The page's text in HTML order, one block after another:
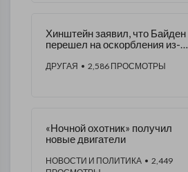
Хинштейн заявил, что Байден
перешел на оскорбления из-за
ДРУГАЯ • 2,586 ПРОСМОТРЫ
«Ночной охотник» получил
новые двигатели
НОВОСТИ И ПОЛИТИКА • 2,449